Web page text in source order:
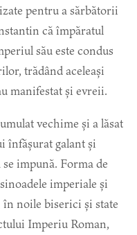
pentru a sărbătorii
că împăratul
său este condus
trădând aceleași
manifestat și evreii.
vechime și a lăsat
înfășurat galant și
impună. Forma de
imperiale și
în noile biserici și state
Imperiu Roman,